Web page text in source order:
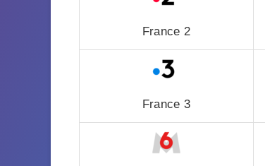
France 2
France 3